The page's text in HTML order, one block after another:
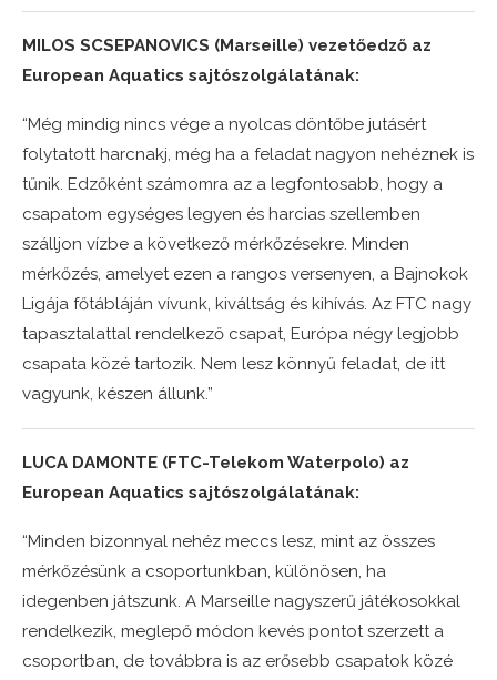
MILOS SCSEPANOVICS (Marseille) vezetőedző az
European Aquatics sajtószolgálatának:
“Még mindig nincs vége a nyolcas döntőbe jutásért
folytatott harcnakj, még ha a feladat nagyon nehéznek is
tűnik. Edzőként számomra az a legfontosabb, hogy a
csapatom egységes legyen és harcias szellemben
szálljon vízbe a következő mérkőzésekre. Minden
mérkőzés, amelyet ezen a rangos versenyen, a Bajnokok
Ligája főtábláján vívunk, kiváltság és kihívás. Az FTC nagy
tapasztalattal rendelkező csapat, Európa négy legjobb
csapata közé tartozik. Nem lesz könnyű feladat, de itt
vagyunk, készen állunk.”
LUCA DAMONTE (FTC-Telekom Waterpolo) az
European Aquatics sajtószolgálatának:
“Minden bizonnyal nehéz meccs lesz, mint az összes
mérkőzésünk a csoportunkban, különösen, ha
idegenben játszunk. A Marseille nagyszerű játékosokkal
rendelkezik, meglepő módon kevés pontot szerzett a
csoportban, de továbbra is az erősebb csapatok közé